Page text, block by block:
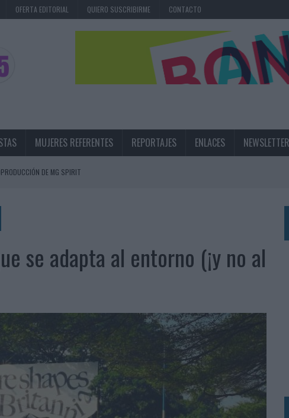
OFERTA EDITORIAL QUIERO SUSCRIBIRME CONTACTO
MUJERES REFERENTES REPORTAJES ENLACES NEWSLETTER
DE MG SPIRIT
360º CENTRADA EN EL ORIGEN BARCELONÉS
EN UNA EXPERIENCIA DE MARCA EN IBIZA
DE LAS MARCAS
LA INFANCIA EN SU ESTRATEGIA
MEDIOS EN VERANO Y SUPERA AL MÓVIL COMO DISPOSITIVO MÁS UTILIZADO
DE LOS ESPAÑOLES
DIRECTORA COMERCIAL GLOBAL
se adapta al entorno (¡y no al